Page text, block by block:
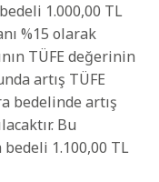
1.000,00 TL
%15 olarak
TÜFE değerinin
artış TÜFE
bedelinde artış
Bu
1.100,00 TL